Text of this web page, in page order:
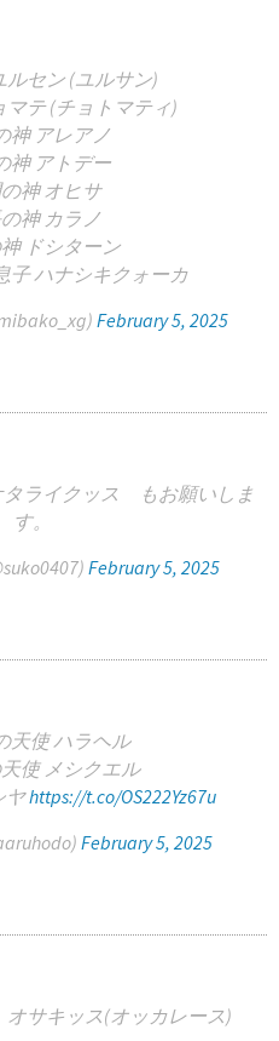
ルセン (ユルサン)
マテ (チョトマティ)
神 アレアノ
神 アトデー
神 オヒサ
神 カラノ
ドシターン
子 ハナシキクォーカ
February 5, 2025
ライクッス もお願いしま
す。
February 5, 2025
天使 ハラヘル
使 メシクエル
ヤhttps://t.co/OS222Yz67u
February 5, 2025
サキッス(オッカレース)